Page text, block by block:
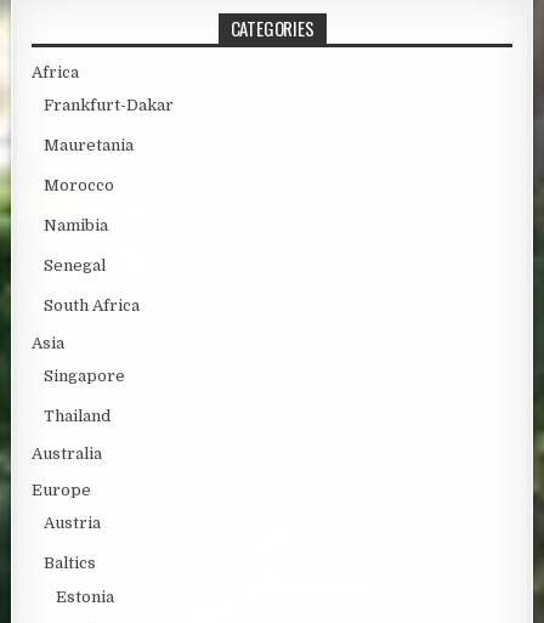
CATEGORIES
Africa
Frankfurt-Dakar
Mauretania
Morocco
Namibia
Senegal
South Africa
Asia
Singapore
Thailand
Australia
Europe
Austria
Baltics
Estonia